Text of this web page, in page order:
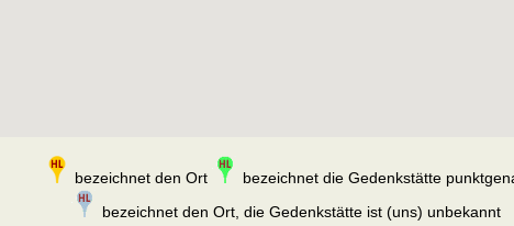
bezeichnet den Ort
bezeichnet die Gedenkstätte
bezeichnet den Ort, die Gedenkstätte ist (uns) unbekannt